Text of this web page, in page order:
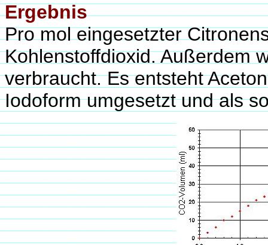
Ergebnis
Pro mol eingesetzter
Kohlenstoffdioxid. Außerdem
verbraucht. Es entsteht
Iodoform umgesetzt und als